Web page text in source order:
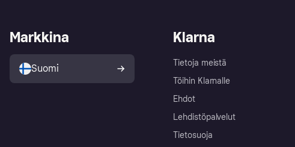
Klarna
Tietoja meistä
Töihin Klarnalle
Ehdot
Lehdistöpalvelut
Tietosuoja
Markkina
Suomi